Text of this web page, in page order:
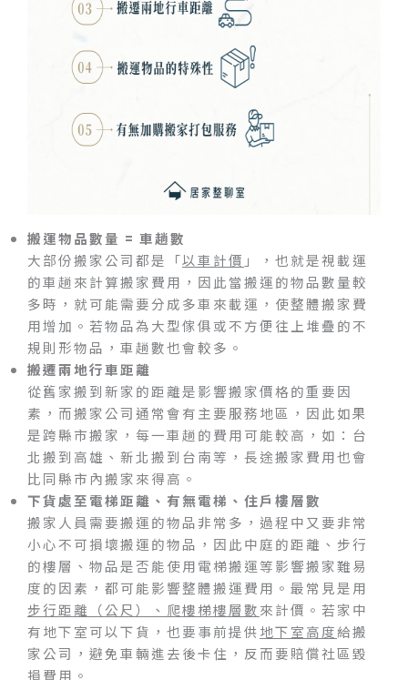
搬運物品數量 = 車趟數
大部份搬家公司都是「以車計價 」，也就是視載運
的車趟來計算搬家費用，因此當搬運的物品數量較
多時，就可能需要分成多車來載運，使整體搬家費
用增加。若物品為大型傢俱或不方便往上堆疊的不
規則形物品，車趟數也會較多。
搬遷兩地行車距離
從舊家搬到新家的距離是影響搬家價格的重要因
素，而搬家公司通常會有主要服務地區，因此如果
是跨縣市搬家，每一車趟的費用可能較高，如：台
北搬到高雄、新北搬到台南等，長途搬家費用也會
比同縣市內搬家來得高。
下貨處至電梯距離、有無電梯、住戶樓層數
搬家人員需要搬運的物品非常多，過程中又要非常
小心不可損壞搬運的物品，因此中庭的距離、步行
的樓層、物品是否能使用電梯搬運等影響搬家難易
度的因素，都可能影響整體搬運費用。最常見是用
步行距離（公尺）、爬樓梯樓層數來計價。若家中
有地下室可以下貨，也要事前提供地下室高度給搬
家公司，避免車輛進去後卡住，反而要賠償社區毀
損費用。